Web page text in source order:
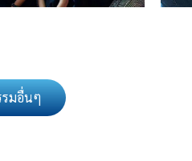
รมอื่นๆ